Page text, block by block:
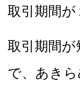
取引期間
取引期間
で、あき